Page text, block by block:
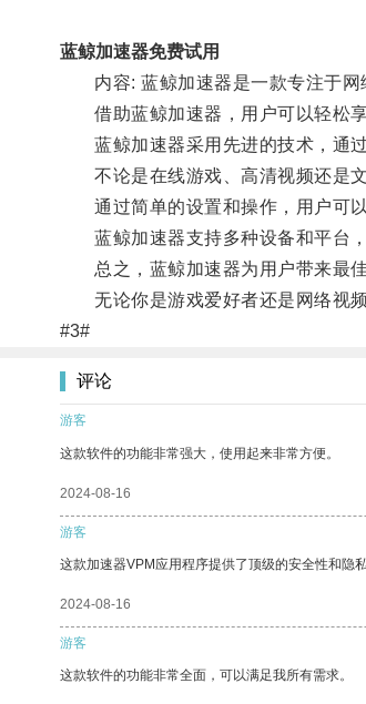
蓝鲸加速器免费试用
内容: 蓝鲸加速器是一款专注于网
借助蓝鲸加速器，用户可以轻松享
蓝鲸加速器采用先进的技术，通过
不论是在线游戏、高清视频还是文
通过简单的设置和操作，用户可以
蓝鲸加速器支持多种设备和平台，
总之，蓝鲸加速器为用户带来最佳
无论你是游戏爱好者还是网络视频
#3#
评论
游客
这款软件的功能非常强大，使用起来非常方便。
2024-08-16
游客
这款加速器VPM应用程序提供了顶级的安全性和隐私
2024-08-16
游客
这款软件的功能非常全面，可以满足我所有需求。